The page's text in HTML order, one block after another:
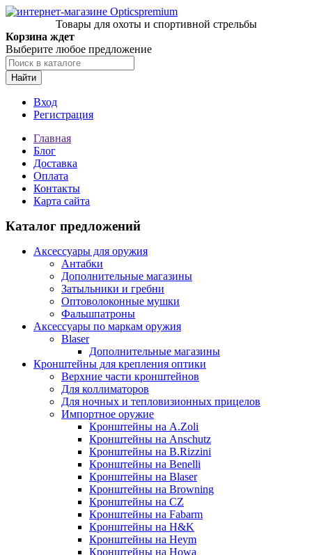
Товары для охоты и спортивной стрельбы
Корзина ждет
Выберите любое предложение
Найти
Вход
Регистрация
Главная
Блог
Доставка
Оплата
Контакты
Карта сайта
Каталог предложений
Аксессуары для оружия
Антабки
Дополнительные магазины
Затыльники и гребни
Оптоволоконные мушки
Фальшпатроны
Аксессуары по маркам оружия
Blaser
Дополнительные магазины
Кронштейны для крепления оптики
Верхние части кронштейнов
Для коллиматоров
Для ночных и тепловизионных прицелов
Импортное оружие
Кронштейны на A.Zoli
Кронштейны на Anschutz
Кронштейны на B.Rizzini
Кронштейны на Benelli
Кронштейны на Blaser
Кронштейны на Browning
Кронштейны на CZ
Кронштейны на Fabarm
Кронштейны на H&K
Кронштейны на Heym
Кронштейны на Howa